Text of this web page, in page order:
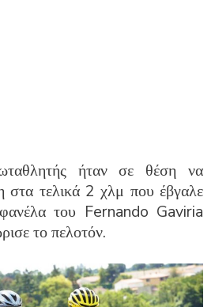
ήταν σε θέση να
στα τελικά 2 χλμ που έβγαλε
φανέλα του Fernando Gaviria
το πελοτόν.